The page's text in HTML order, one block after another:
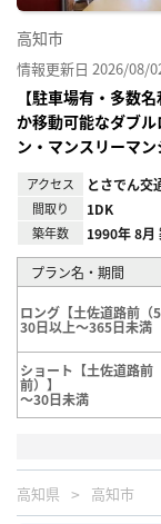
高知市
情報更新日 2026/08/
【駐車場有・多数
か移動可能なダブ
ン・マンスリーマン
アクセス とさでん交
間取り 1DK
築年数 1990年 8月
プラン名・期間
ロング【土佐道路前（
30日以上～365日未満
ショート【土佐道路前
前）】
～30日未満
高知県 高知市